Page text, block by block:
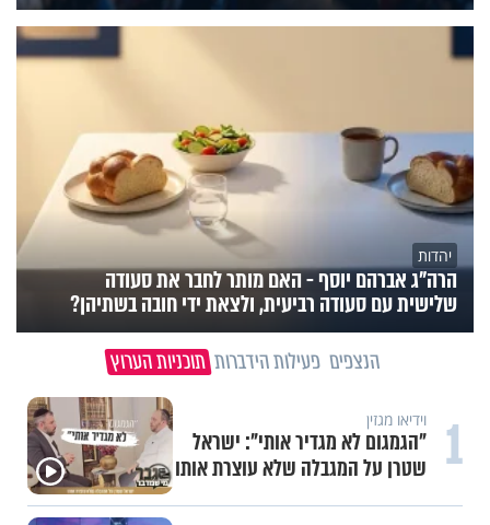
יהדות
הרה"ג אברהם יוסף - האם מותר לחבר את סעודה
שלישית עם סעודה רביעית, ולצאת ידי חובה בשתיהן?
הנצפים פעילות הידברות תוכניות הערוץ
1 וידיאו מגזין
"הגמגום לא מגדיר אותי": ישראל
שטרן על המגבלה שלא עוצרת אותו